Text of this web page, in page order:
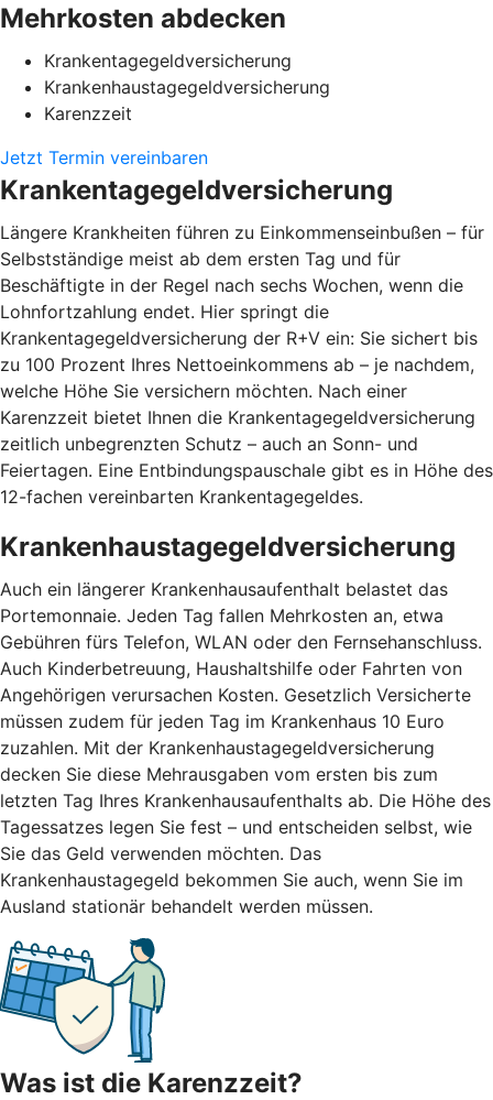
Mehrkosten abdecken
Krankentagegeldversicherung
Krankenhaustagegeldversicherung
Karenzzeit
Jetzt Termin vereinbaren
Krankentagegeldversicherung
Längere Krankheiten führen zu Einkommenseinbußen – für
Selbstständige meist ab dem ersten Tag und für
Beschäftigte in der Regel nach sechs Wochen, wenn die
Lohnfortzahlung endet. Hier springt die
Krankentagegeldversicherung der R+V ein: Sie sichert bis
zu 100 Prozent Ihres Nettoeinkommens ab – je nachdem,
welche Höhe Sie versichern möchten. Nach einer
Karenzzeit bietet Ihnen die Krankentagegeldversicherung
zeitlich unbegrenzten Schutz – auch an Sonn- und
Feiertagen. Eine Entbindungspauschale gibt es in Höhe des
12-fachen vereinbarten Krankentagegeldes.
Krankenhaustagegeldversicherung
Auch ein längerer Krankenhausaufenthalt belastet das
Portemonnaie. Jeden Tag fallen Mehrkosten an, etwa
Gebühren fürs Telefon, WLAN oder den Fernsehanschluss.
Auch Kinderbetreuung, Haushaltshilfe oder Fahrten von
Angehörigen verursachen Kosten. Gesetzlich Versicherte
müssen zudem für jeden Tag im Krankenhaus 10 Euro
zuzahlen. Mit der Krankenhaustagegeldversicherung
decken Sie diese Mehrausgaben vom ersten bis zum
letzten Tag Ihres Krankenhausaufenthalts ab. Die Höhe des
Tagessatzes legen Sie fest – und entscheiden selbst, wie
Sie das Geld verwenden möchten. Das
Krankenhaustagegeld bekommen Sie auch, wenn Sie im
Ausland stationär behandelt werden müssen.
Was ist die Karenzzeit?